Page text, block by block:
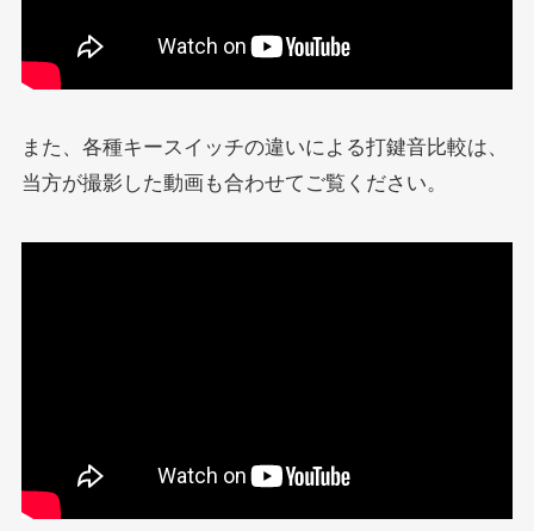
また、各種キースイッチの違いによる打鍵音比較は、
当方が撮影した動画も合わせてご覧ください。